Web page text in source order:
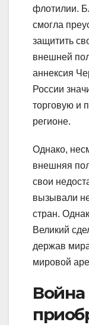
флотилии.
смогла
защитить
внешней
аннексия
России
торговую и
регионе.
Однако,
внешняя
свои
вызывали
стран.
Великий
держав
мировой